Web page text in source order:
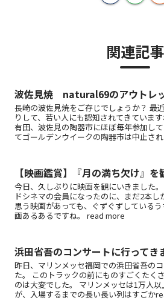
関連記事
波佐見焼 natural69のアウトレ
長崎の波佐見焼をご存じでしょうか？ 最
りして、若い人にも認知されてきていま
有田、波佐見の陶器市にほぼ毎年参加し
てゴールデンウイークの陶器市は中止さ
【映画鑑賞】『月の満ち欠け』
今日、久しぶりに映画を観にいきました
ドシネマの会員になったのに、まだ2本
思う映画があっても、ぐずぐずしている
画あるあるですね。 read more
浜田省吾のコンサートに行ってき
昨日、マリンメッセ福岡での浜田省吾の
た。 このトラックの前にものすごくたく
のは大変でした。 マリンメッセは1万人
が、入場するまでの長い長い列はすごか